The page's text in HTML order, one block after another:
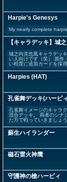
Harpie's Genesys
My nearly complete
【キャラデッキ】城
城之内克也風キャラデッ
い人向けです（笑） 原作
い程度に追加カードを採用
Harpies (HAT)
孔雀舞デッキ(ハーピ
孔雀舞イメージのキャラ
混合デッキ。 両者のシナ
た方で戦っていきましょう
蘇生ハイランダー
磁石雷火神鹰
守護神の槍ハーピィ